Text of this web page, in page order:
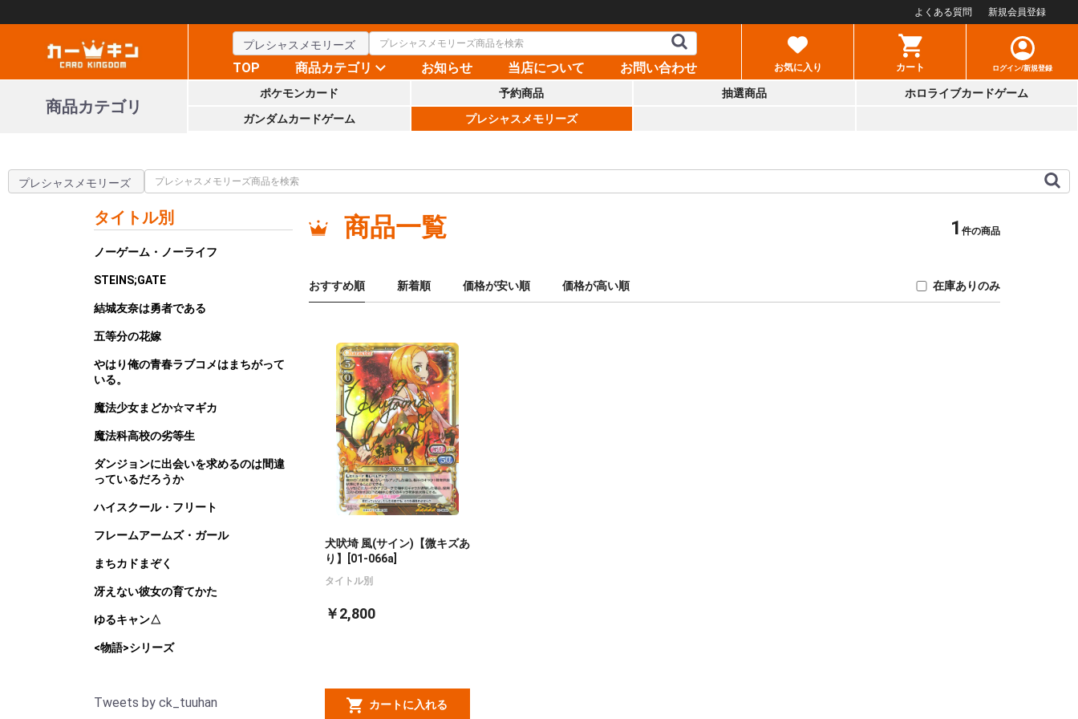
よくある質問 新規会員登録
TOP 商品カテゴリ お知らせ 当店について お問い合わせ お気に入り カート ログイン/新規登録
商品カテゴリ
ポケモンカード 予約商品 抽選商品
ホロライブカードゲーム
ガンダムカードゲーム
プレシャスメモリーズ
タイトル別
ノーゲーム・ノーライフ
STEINS;GATE
結城友奈は勇者である
五等分の花嫁
やはり俺の青春ラブコメはまちがって
いる。
魔法少女まどか☆マギカ
魔法科高校の劣等生
ダンジョンに出会いを求めるのは間違
っているだろうか
ハイスクール・フリート
フレームアームズ・ガール
まちカドまぞく
冴えない彼女の育てかた
ゆるキャン△
<物語>シリーズ
Tweets by ck_tuuhan
商品一覧 1 件の商品
おすすめ順 新着順 価格が安い順 価格が高い順 在庫ありのみ
犬吠埼 風(サイン)【微キズあ
り】[01-066a]
タイトル別
￥2,800
カートに入れる